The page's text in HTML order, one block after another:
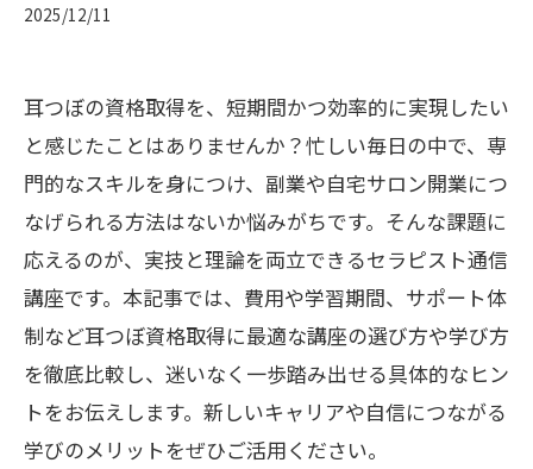
2025/12/11
耳つぼの資格取得を、短期間かつ効率的に実現したい
と感じたことはありませんか？忙しい毎日の中で、専
門的なスキルを身につけ、副業や自宅サロン開業につ
なげられる方法はないか悩みがちです。そんな課題に
応えるのが、実技と理論を両立できるセラピスト通信
講座です。本記事では、費用や学習期間、サポート体
制など耳つぼ資格取得に最適な講座の選び方や学び方
を徹底比較し、迷いなく一歩踏み出せる具体的なヒン
トをお伝えします。新しいキャリアや自信につながる
学びのメリットをぜひご活用ください。